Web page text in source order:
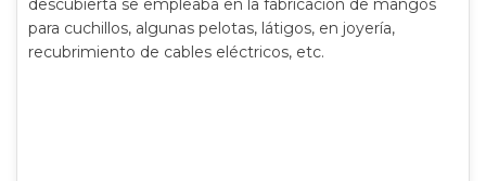
descubierta se empleaba en la fabricación de mangos
para cuchillos, algunas pelotas, látigos, en joyería,
recubrimiento de cables eléctricos, etc.